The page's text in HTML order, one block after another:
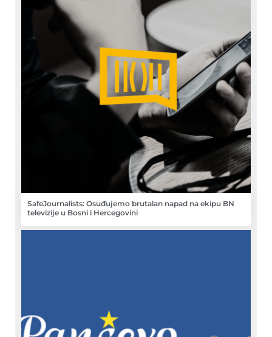
SafeJournalists: Osuđujemo brutalan napad na ekipu BN
televizije u Bosni i Hercegovini